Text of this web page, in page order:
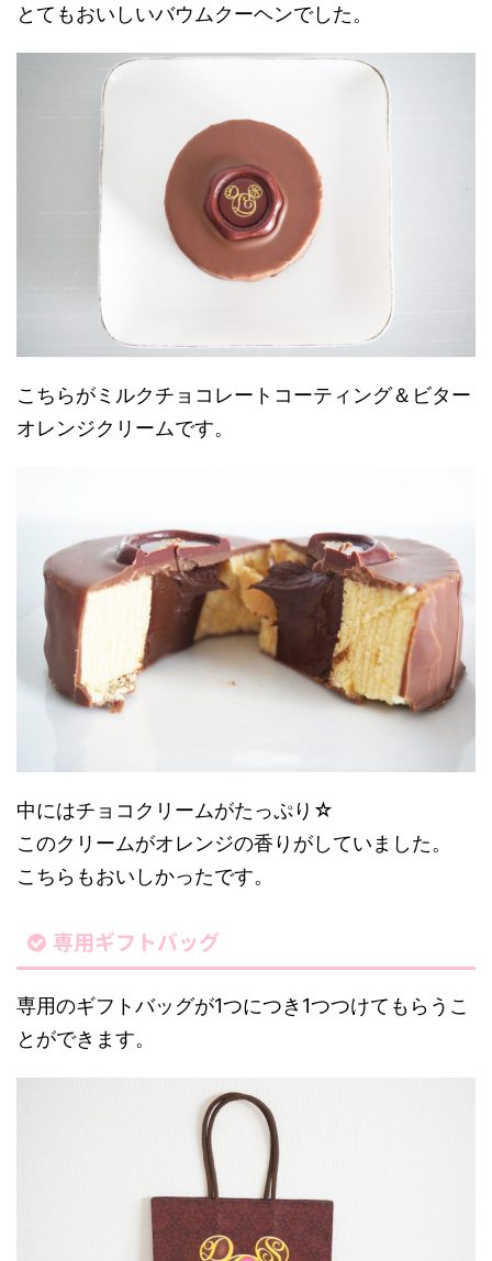
とてもおいしいバウムクーヘンでした。
こちらがミルクチョコレートコーティング＆ビター
オレンジクリームです。
中にはチョコクリームがたっぷり☆
このクリームがオレンジの香りがしていました。
こちらもおいしかったです。
専用ギフトバッグ
専用のギフトバッグが1つにつき1つつけてもらうこ
とができます。